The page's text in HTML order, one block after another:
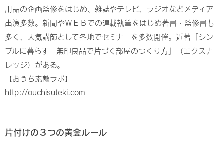
用品の企画監修をはじめ、雑誌やテレビ、ラジオなどメディア
出演多数。新聞やＷＥＢでの連載執筆をはじめ著書・監修書も
多く、人気講師として各地でセミナーを多数開催。近著「シン
プルに暮らす 無印良品で片づく部屋のつくり方」（エクスナ
レッジ）がある。
【おうち素敵ラボ】
http://ouchisuteki.com
片付けの３つの黄金ルール